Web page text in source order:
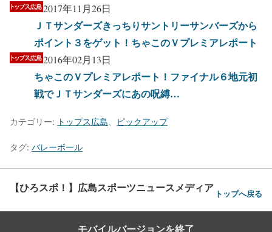
2017年11月26日
ＪＴサンダーズきっちりサントリーサンバーズから
ポイント３をゲット！ちゃこのＶプレミアレポート
2016年02月13日
ちゃこのＶプレミアレポート！ファイナル６地元初
戦でＪＴサンダーズにあの呪縛…
カテゴリー: トップス広島 ピックアップ
タグ: バレーボール
【ひろスポ！】広島スポーツニュースメディア トップへ戻る
モバイルバージョンを終了